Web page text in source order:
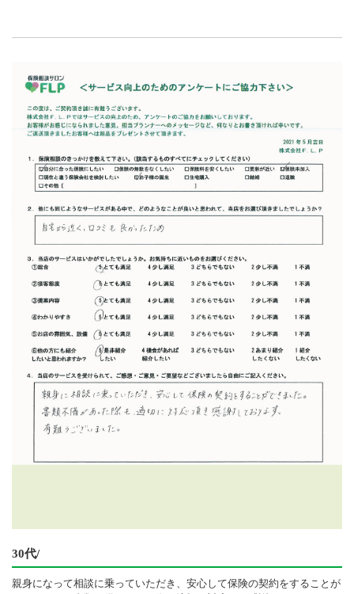
30代/
親身になって相談に乗っていただき、安心して保険の契約をすることが